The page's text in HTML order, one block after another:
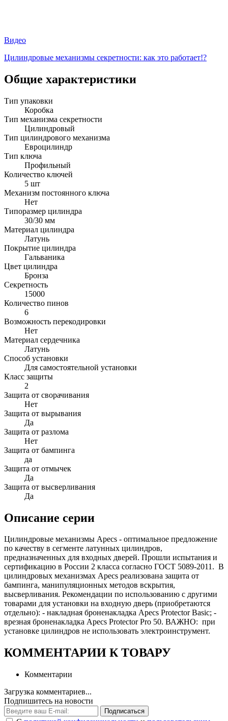
Видео
Цилиндровые механизмы секретности: как это работает!?
Общие характеристики
Тип упаковки
Коробка
Тип механизма секретности
Цилиндровый
Тип цилиндрового механизма
Евроцилиндр
Тип ключа
Профильный
Количество ключей
5 шт
Механизм постоянного ключа
Нет
Типоразмер цилиндра
30/30 мм
Материал цилиндра
Латунь
Покрытие цилиндра
Гальваника
Цвет цилиндра
Бронза
Секретность
15000
Количество пинов
6
Возможность перекодировки
Нет
Материал сердечника
Латунь
Способ установки
Для самостоятельной установки
Класс защиты
2
Защита от сворачивания
Нет
Защита от вырывания
Да
Защита от разлома
Нет
Защита от бампинга
да
Защита от отмычек
Да
Защита от высверливания
Да
Описание серии
Цилиндровые механизмы Apecs - оптимальное предложение
по качеству в сегменте латунных цилиндров,
предназначенных для входных дверей. Прошли испытания и
сертификацию в России 2 класса согласно ГОСТ 5089-2011. В
цилиндровых механизмах Apecs реализована защита от
бампинга, манипуляционных методов вскрытия,
высверливания. Рекомендации по использованию с другими
товарами для установки на входную дверь (приобретаются
отдельно): - накладная броненакладка Apecs Protector Basic; -
врезная броненакладка Apecs Protector Pro 50. ВАЖНО: при
установке цилиндров не использовать электроинструмент.
КОММЕНТАРИИ К ТОВАРУ
Комментарии
Загрузка комментариев...
Подпишитесь на новости
Подписаться